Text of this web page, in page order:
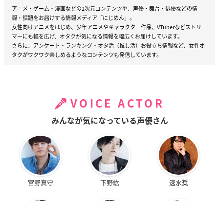
アニメ・ゲーム・漫画などの2次元コンテンツや、声優・舞台・俳優などの情
報・話題をお届けする情報メディア「にじめん」。
女性向けアニメをはじめ、少年アニメやキャラクター作品、VTuberなどストリー
マーにも幅を広げ、オタクが気になる情報を幅広くお届けしています。
さらに、アンケート・ランキング・オタ活（推し活）お役立ち情報など、女性オ
タクがワクワク楽しめるようなコンテンツも発信しています。
VOICE ACTOR
みんなが気になっている声優さん
宮野真守 下野紘 速水奨